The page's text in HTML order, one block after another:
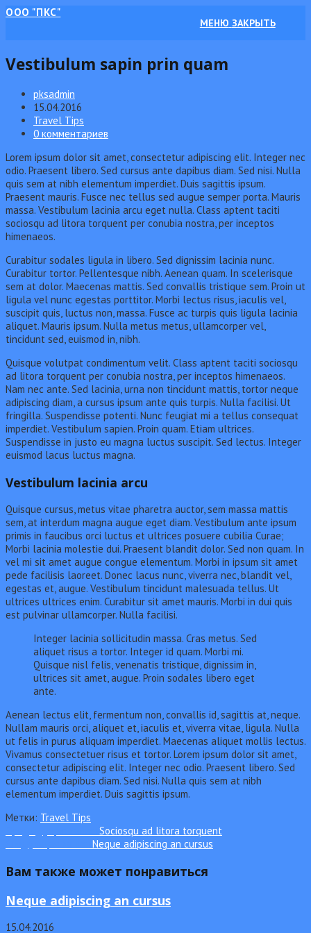
Перейти
ООО "ПКС"
МЕНЮ ЗАКРЫТЬ
Vestibulum sapin prin quam
Post
author:
pksadmin
Запись
опубликована:
15.04.2016
Post
category:
Travel Tips
Post
0 комментариев
Lorem ipsum dolor sit amet, consectetur adipiscing elit. Integer nec
odio. Praesent libero. Sed cursus ante dapibus diam. Sed nisi. Nulla
quis sem at nibh elementum imperdiet. Duis sagittis ipsum.
Praesent mauris. Fusce nec tellus sed augue semper porta. Mauris
massa. Vestibulum lacinia arcu eget nulla. Class aptent taciti
sociosqu ad litora torquent per conubia nostra, per inceptos
himenaeos.
Curabitur sodales ligula in libero. Sed dignissim lacinia nunc.
Curabitur tortor. Pellentesque nibh. Aenean quam. In scelerisque
sem at dolor. Maecenas mattis. Sed convallis tristique sem. Proin ut
ligula vel nunc egestas porttitor. Morbi lectus risus, iaculis vel,
suscipit quis, luctus non, massa. Fusce ac turpis quis ligula lacinia
aliquet. Mauris ipsum. Nulla metus metus, ullamcorper vel,
tincidunt sed, euismod in, nibh.
Quisque volutpat condimentum velit. Class aptent taciti sociosqu
ad litora torquent per conubia nostra, per inceptos himenaeos.
Nam nec ante. Sed lacinia, urna non tincidunt mattis, tortor neque
adipiscing diam, a cursus ipsum ante quis turpis. Nulla facilisi. Ut
fringilla. Suspendisse potenti. Nunc feugiat mi a tellus consequat
imperdiet. Vestibulum sapien. Proin quam. Etiam ultrices.
Suspendisse in justo eu magna luctus suscipit. Sed lectus. Integer
euismod lacus luctus magna.
Vestibulum lacinia arcu
Quisque cursus, metus vitae pharetra auctor, sem massa mattis
sem, at interdum magna augue eget diam. Vestibulum ante ipsum
primis in faucibus orci luctus et ultrices posuere cubilia Curae;
Morbi lacinia molestie dui. Praesent blandit dolor. Sed non quam. In
vel mi sit amet augue congue elementum. Morbi in ipsum sit amet
pede facilisis laoreet. Donec lacus nunc, viverra nec, blandit vel,
egestas et, augue. Vestibulum tincidunt malesuada tellus. Ut
ultrices ultrices enim. Curabitur sit amet mauris. Morbi in dui quis
est pulvinar ullamcorper. Nulla facilisi.
Integer lacinia sollicitudin massa. Cras metus. Sed
aliquet risus a tortor. Integer id quam. Morbi mi.
Quisque nisl felis, venenatis tristique, dignissim in,
ultrices sit amet, augue. Proin sodales libero eget
ante.
Aenean lectus elit, fermentum non, convallis id, sagittis at, neque.
Nullam mauris orci, aliquet et, iaculis et, viverra vitae, ligula. Nulla
ut felis in purus aliquam imperdiet. Maecenas aliquet mollis lectus.
Vivamus consectetuer risus et tortor. Lorem ipsum dolor sit amet,
consectetur adipiscing elit. Integer nec odio. Praesent libero. Sed
cursus ante dapibus diam. Sed nisi. Nulla quis sem at nibh
elementum imperdiet. Duis sagittis ipsum.
Метки: Travel Tips
Еще
статьи
Sociosqu ad litora torquent
Neque adipiscing an cursus
Вам также может понравиться
Neque adipiscing an cursus
15.04.2016